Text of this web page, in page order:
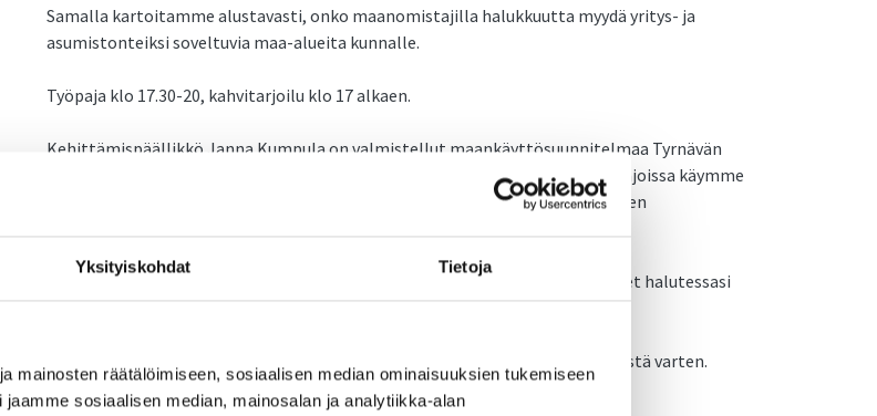
Yksityiskohdat Tietoja
mainosten räätälöimiseen, sosiaalisen median ominaisuuksien tukemiseen
sosiaalisen median, mainosalan ja analytiikka-alan
Samalla kartoitamme alustavasti, onko maanomistajilla halukkuutta myydä yritys- ja
asumistonteiksi soveltuvia maa-alueita kunnalle.
Työpaja klo 17.30-20, kahvitarjoilu klo 17 alkaen.
Kehittämispäällikkö Janna Kumpula on valmistellut maankäyttösuunnitelmaa Tyrnävän
tavoitteelliseksi kehityskuvaksi. Näissä kyläkohtaisesti järjestettävissä työpajoissa käymme
yhteisesti koottua aineistoa läpi ja työskentelemme karttapohjaisesti tulevien
Työpajoihin voi osallistua oman mielenkiinnon ja aikataulun mukaisesti ja olet halutessasi
tervetullut myös useampaan huhtikuussa järjestettävään tilaisuuteen.
Ilmoittautumiset perjantaihin 8.4. klo 14 mennessä kahvitarjoilun järjestämistä varten.